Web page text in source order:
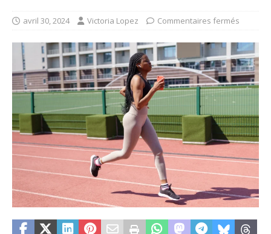
avril 30, 2024 Victoria Lopez Commentaires fermés